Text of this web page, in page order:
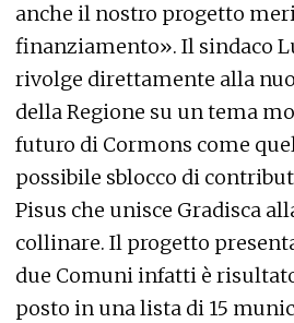
anche il nostro progetto
finanziamento». Il sindaco
rivolge direttamente alla
della Regione su un tema
futuro di Cormons come
possibile sblocco di
Pisus che unisce Gradisca
collinare. Il progetto
due Comuni infatti è
posto in una lista di 15